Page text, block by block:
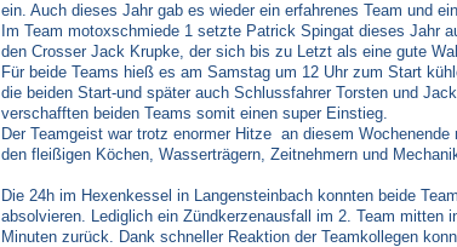
ein. Auch dieses Jahr gab es wieder ein erfahrenes Team und
Im Team motoxschmiede 1 setzte Patrick Spingat dieses Jahr
den Crosser Jack Krupke, der sich bis zu Letzt als eine gute
Für beide Teams hieß es am Samstag um 12 Uhr zum Start
die beiden Start-und später auch Schlussfahrer Torsten und
verschafften beiden Teams somit einen super Einstieg.
Der Teamgeist war trotz enormer Hitze an diesem
den fleißigen Köchen, Wasserträgern, Zeitnehmern und
Die 24h im Hexenkessel in Langensteinbach konnten beide
absolvieren. Lediglich ein Zündkerzenausfall im 2. Team mitten
Minuten zurück. Dank schneller Reaktion der Teamkollegen